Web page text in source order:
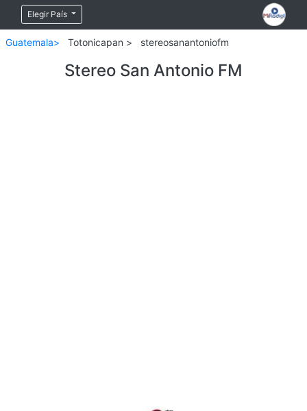
Elegir País
Guatemala> Totonicapan > stereosanantoniofm
Stereo San Antonio FM